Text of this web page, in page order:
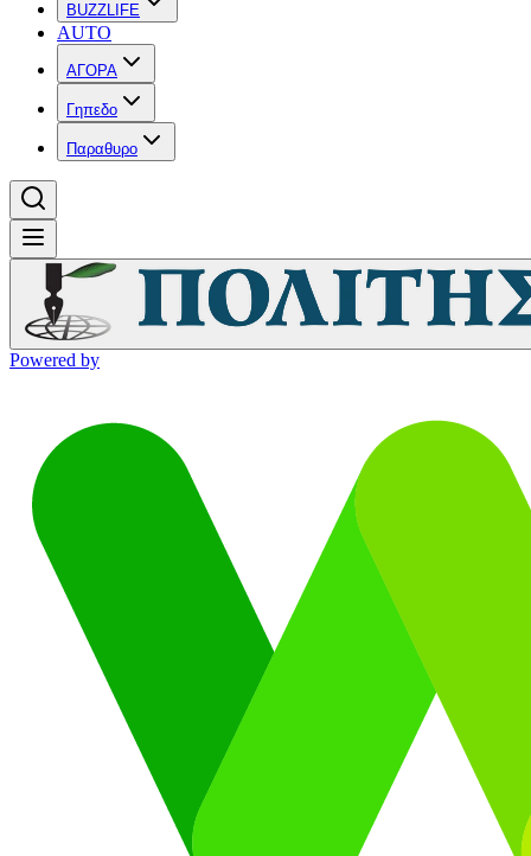
BUZZLIFE
AUTO
ΑΓΟΡΑ
Γηπεδο
Παραθυρο
Powered by